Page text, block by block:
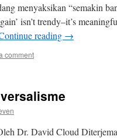
menyaksikan “semakin
isn’t trendy–it’s
reading →
comment
Dr. David Cloud